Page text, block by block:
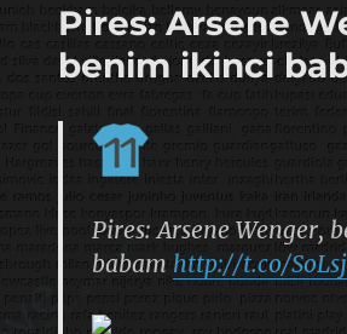
Pires: Arsene
benim ikinci
Pires: Arsene Wenger,
babam http://t.co/